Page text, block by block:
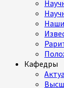
Кафедры